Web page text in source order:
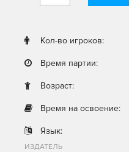
Кол-во игроков:
Время партии:
Возраст:
Время на освоение:
Язык:
ИЗДАТЕЛЬ